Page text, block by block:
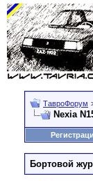
ТавроФорум
Nexia
Бортовой